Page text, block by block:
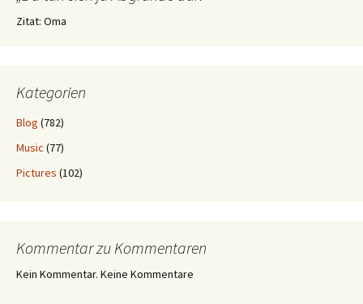
Zitat: Oma
Kategorien
Blog (782)
Music (77)
Pictures (102)
Kommentar zu Kommentaren
Kein Kommentar. Keine Kommentare